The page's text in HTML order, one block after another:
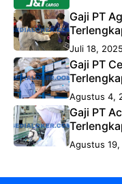
Gaji PT
Juli 18, 2025
Gaji PT
Agustus 4,
Gaji PT
Agustus 19,